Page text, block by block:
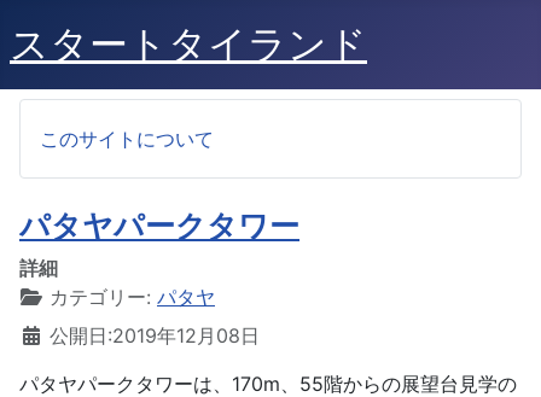
スタートタイランド
このサイトについて
パタヤパークタワー
詳細
カテゴリー: パタヤ
公開日:2019年12月08日
パタヤパークタワーは、170m、55階からの展望台見学の